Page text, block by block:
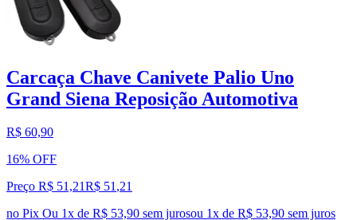
Carcaça Chave Canivete Palio Uno
Grand Siena Reposição Automotiva
R$ 60,90
16% OFF
Preço R$ 51,21R$ 51,21
no Pix Ou 1x de R$ 53,90 sem jurosou 1x de R$ 53,90 sem juros